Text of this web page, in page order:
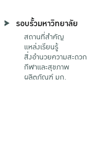
รอบรั้วมหาวิทยาลัย
สถานที่สำคัญ
แหล่งเรียนรู้
สิ่งอำนวยความสะดวก
กีฬาและสุขภาพ
ผลิตภัณฑ์ มก.